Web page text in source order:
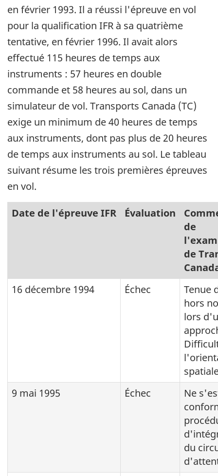
en février 1993. Il a réussi l'épreuve en vol
pour la qualification IFR à sa quatrième
tentative, en février 1996. Il avait alors
effectué 115 heures de temps aux
instruments : 57 heures en double
commande et 58 heures au sol, dans un
simulateur de vol. Transports Canada (TC)
exige un minimum de 40 heures de temps
aux instruments, dont pas plus de 20 heures
de temps aux instruments au sol. Le tableau
suivant résume les trois premières épreuves
en vol.
Date de l'épreuve IFR Évaluation
de
de
16 décembre 1994
Échec
Tenue
hors
lors
9 mai 1995
Échec
Ne
du